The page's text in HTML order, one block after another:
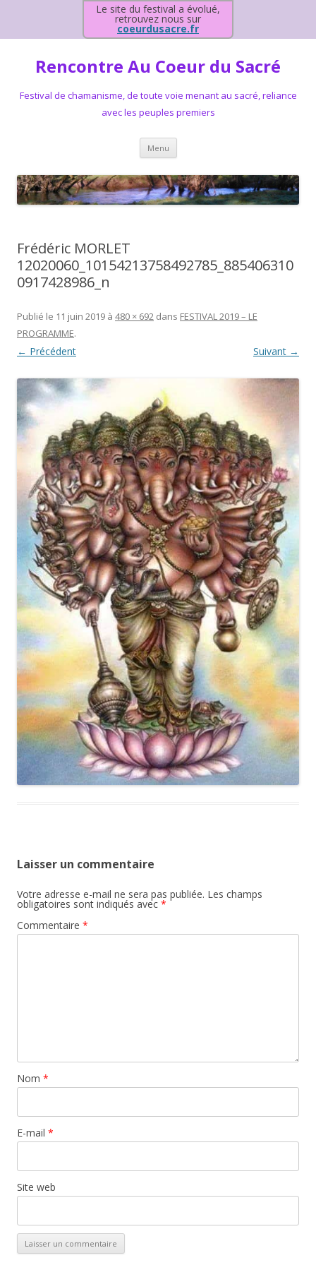
Le site du festival a évolué,
retrouvez nous sur
coeurdusacre.fr
Rencontre Au Coeur du Sacré
Festival de chamanisme, de toute voie menant au sacré, reliance
avec les peuples premiers
Menu Aller au contenu principal
Frédéric MORLET
12020060_10154213758492785_885406310
0917428986_n
Publié le 11 juin 2019 à 480 × 692 dans FESTIVAL 2019 – LE
PROGRAMME.
← Précédent Suivant →
Laisser un commentaire
Votre adresse e-mail ne sera pas publiée. Les champs
obligatoires sont indiqués avec *
Commentaire *
Nom *
E-mail *
Site web